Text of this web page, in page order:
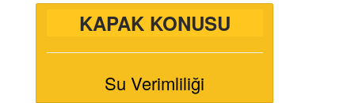
KAPAK KONUSU
Su Verimliliği